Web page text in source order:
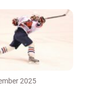
2025